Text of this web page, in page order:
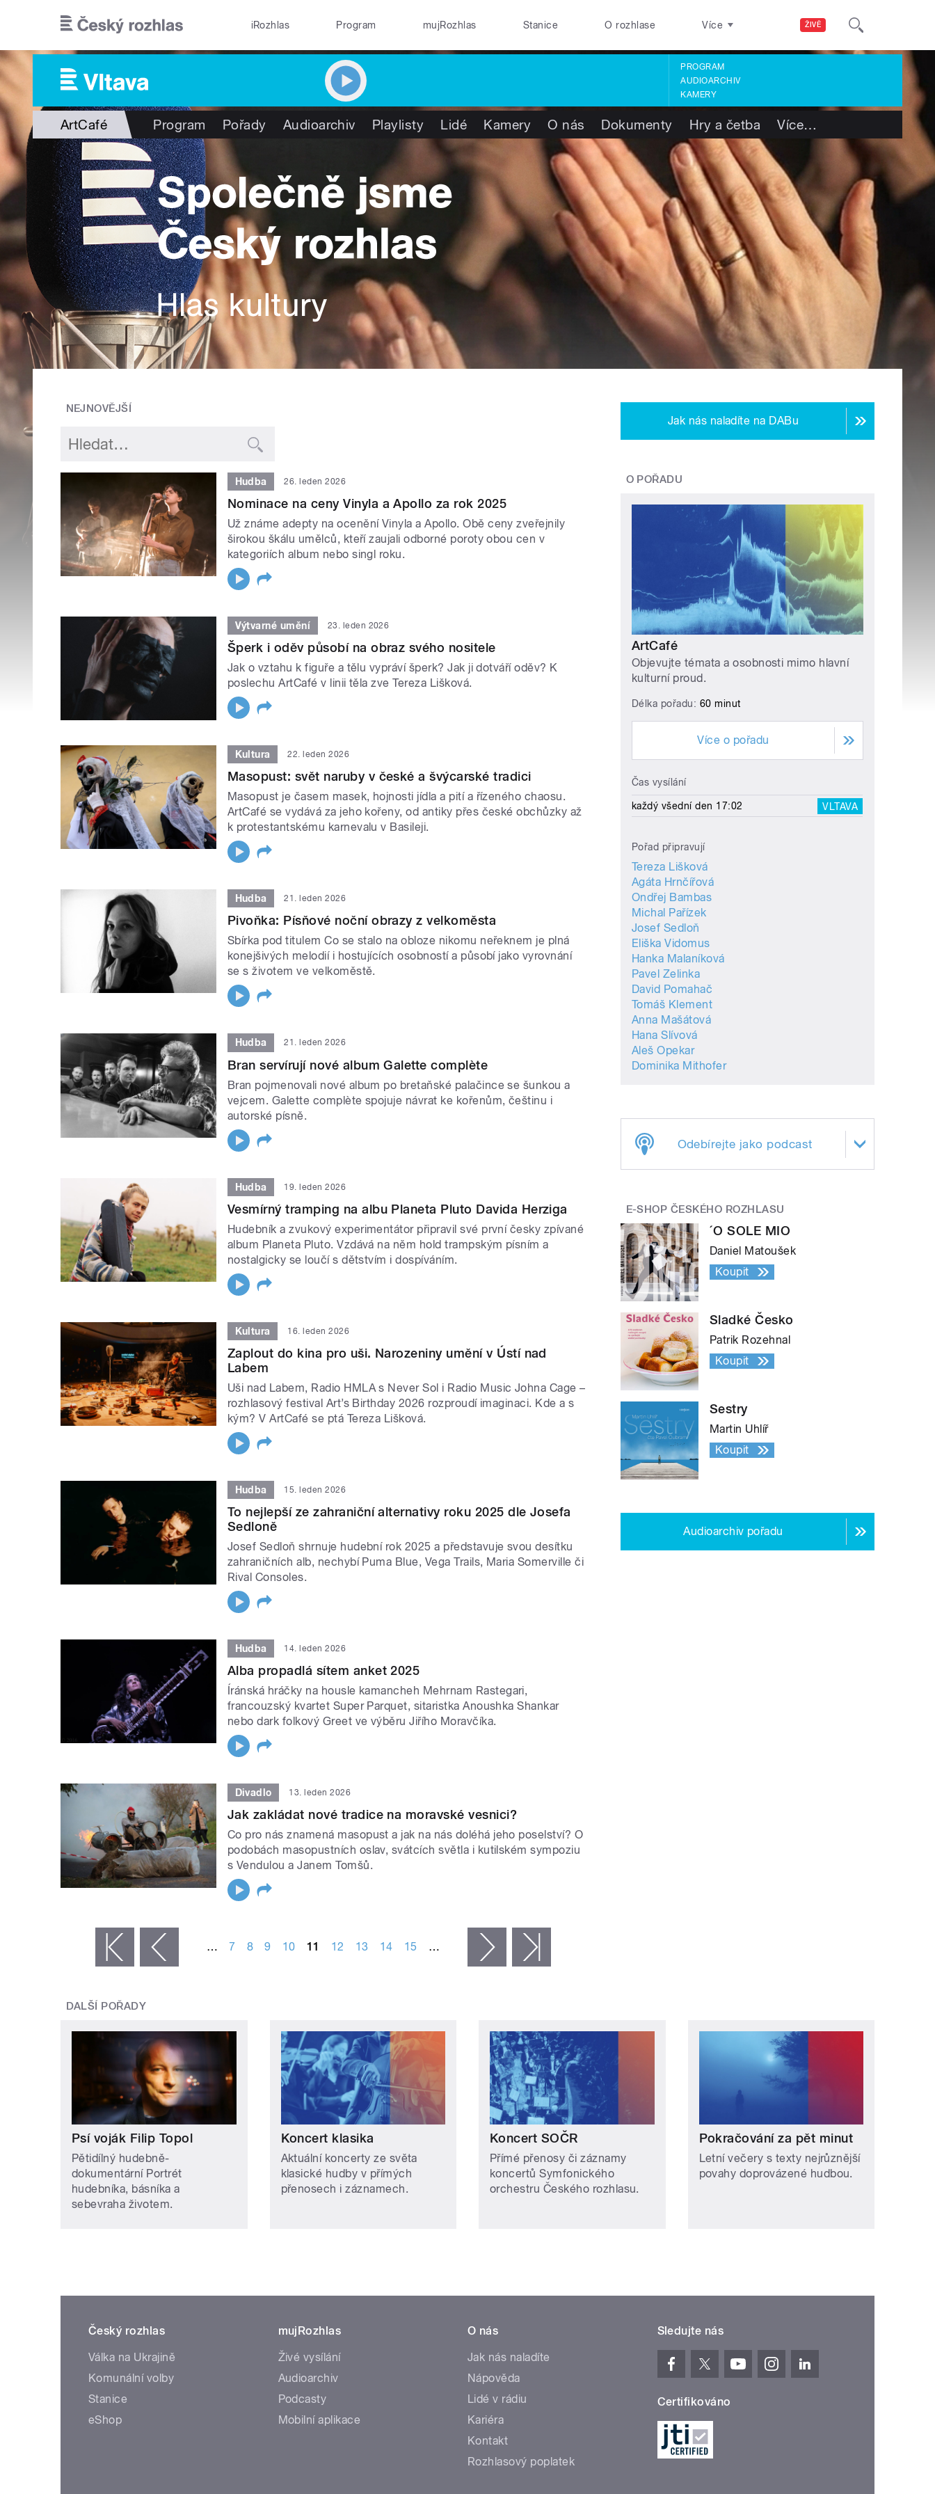
ŽIVĚ
iRozhlas Program mujRozhlas Stanice O rozhlase Více
PROGRAM
AUDIOARCHIV
KAMERY
ArtCafé Program Pořady Audioarchiv Playlisty Lidé Kamery O nás Dokumenty Hry a četba Více…
NEJNOVĚJŠÍ
Hudba 26. leden 2026
Nominace na ceny Vinyla a Apollo za rok 2025
Už známe adepty na ocenění Vinyla a Apollo. Obě ceny zveřejnily
širokou škálu umělců, kteří zaujali odborné poroty obou cen v
kategoriích album nebo singl roku.
Výtvarné umění 23. leden 2026
Šperk i oděv působí na obraz svého nositele
Jak o vztahu k figuře a tělu vypráví šperk? Jak ji dotváří oděv? K
poslechu ArtCafé v linii těla zve Tereza Lišková.
Kultura 22. leden 2026
Masopust: svět naruby v české a švýcarské tradici
Masopust je časem masek, hojnosti jídla a pití a řízeného chaosu.
ArtCafé se vydává za jeho kořeny, od antiky přes české obchůzky až
k protestantskému karnevalu v Basileji.
Hudba 21. leden 2026
Pivoňka: Písňové noční obrazy z velkoměsta
Sbírka pod titulem Co se stalo na obloze nikomu neřeknem je plná
konejšivých melodií i hostujících osobností a působí jako vyrovnání
se s životem ve velkoměstě.
Hudba 21. leden 2026
Bran servírují nové album Galette complète
Bran pojmenovali nové album po bretaňské palačince se šunkou a
vejcem. Galette complète spojuje návrat ke kořenům, češtinu i
autorské písně.
Hudba 19. leden 2026
Vesmírný tramping na albu Planeta Pluto Davida Herziga
Hudebník a zvukový experimentátor připravil své první česky zpívané
album Planeta Pluto. Vzdává na něm hold trampským písním a
nostalgicky se loučí s dětstvím i dospíváním.
Kultura 16. leden 2026
Zaplout do kina pro uši. Narozeniny umění v Ústí nad
Labem
Uši nad Labem, Radio HMLA s Never Sol i Radio Music Johna Cage –
rozhlasový festival Art’s Birthday 2026 rozproudí imaginaci. Kde a s
kým? V ArtCafé se ptá Tereza Lišková.
Hudba 15. leden 2026
To nejlepší ze zahraniční alternativy roku 2025 dle Josefa
Sedloně
Josef Sedloň shrnuje hudební rok 2025 a představuje svou desítku
zahraničních alb, nechybí Puma Blue, Vega Trails, Maria Somerville či
Rival Consoles.
Hudba 14. leden 2026
Alba propadlá sítem anket 2025
Íránská hráčky na housle kamancheh Mehrnam Rastegari,
francouzský kvartet Super Parquet, sitaristka Anoushka Shankar
nebo dark folkový Greet ve výběru Jiřího Moravčíka.
Divadlo 13. leden 2026
Jak zakládat nové tradice na moravské vesnici?
Co pro nás znamená masopust a jak na nás doléhá jeho poselství? O
podobách masopustních oslav, svátcích světla i kutilském sympoziu
s Vendulou a Janem Tomšů.
‹ předchozí … 7 8 9 10 11 12 13 14 15 … následující ›
Jak nás naladíte na DABu
O POŘADU
ArtCafé
Objevujte témata a osobnosti mimo hlavní
kulturní proud.
Délka pořadu: 60 minut
Více o pořadu
Čas vysílání
každý všední den 17:02 VLTAVA
Pořad připravují
Tereza Lišková
Agáta Hrnčířová
Ondřej Bambas
Michal Pařízek
Josef Sedloň
Eliška Vidomus
Hanka Malaníková
Pavel Zelinka
David Pomahač
Tomáš Klement
Anna Mašátová
Hana Slívová
Aleš Opekar
Dominika Mithofer
Odebírejte jako podcast
E-SHOP ČESKÉHO ROZHLASU
´O SOLE MIO
Daniel Matoušek
Koupit
Sladké Česko
Patrik Rozehnal
Koupit
Sestry
Martin Uhlíř
Koupit
Audioarchiv pořadu
DALŠÍ POŘADY
Psí voják Filip Topol
Pětidílný hudebně-
dokumentární Portrét
hudebníka, básníka a
sebevraha životem.
Koncert klasika
Aktuální koncerty ze světa
klasické hudby v přímých
přenosech i záznamech.
Koncert SOČR
Přímé přenosy či záznamy
koncertů Symfonického
orchestru Českého rozhlasu.
Pokračování za pět minut
Letní večery s texty nejrůznější
povahy doprovázené hudbou.
Český rozhlas
Válka na Ukrajině
Komunální volby
Stanice
eShop
mujRozhlas
Živé vysílání
Audioarchiv
Podcasty
Mobilní aplikace
O nás
Jak nás naladíte
Nápověda
Lidé v rádiu
Kariéra
Kontakt
Rozhlasový poplatek
Sledujte nás
Certifikováno